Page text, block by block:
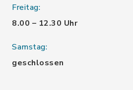
Freitag:
8.00 – 12.30 Uhr
Samstag:
geschlossen